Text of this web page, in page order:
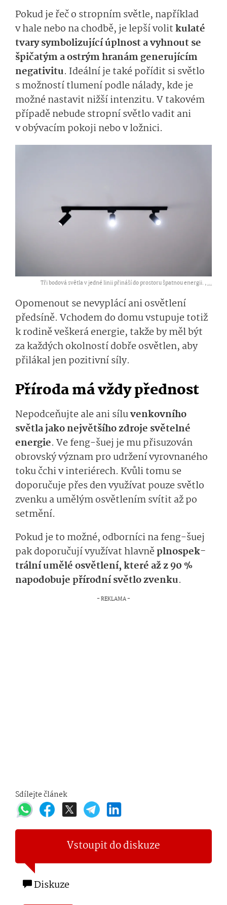
Pokud je řeč o stropním světle, například
v hale nebo na chodbě, je lepšívolitkulaté
tvarysymboli­zující úplnosta vyhnout se
špičatým a ostrým hranámgenerujícím
negativitu. Ideálníje také pořídit si světlo
s možností tlumení podle nálady, kde je
možné nastavit nižší intenzitu. V ta­kovém
případě nebude stropní světlo vadit ani
v obývacím pokojinebo v ložnici.
Tři bodová světla v jedné linii přináší do prostoru špatnou energii. ,...
Opomenout se nevyplácí ani osvětlení
předsíně. Vchodem do domu vstupuje totiž
k rodině veškerá energie, takže by měl být
za každých okolností dobře osvětlen, aby
přilákal jen pozitivní síly.
Příroda má vždy přednost
Nepodceňujtea­leani síluvenkovního
světlajako největšího zdroje světelné
energie. Vefeng-šuej je mupřisuzován
obrovský význampro udržení vyrovnaného
tokučchiv in­teriérech. Kvů­li tomuse
doporučuje přes den využívat pouzesvě­tlo
zvenku a umělým osvětlením svítit až po
setmění.
Pokud je to možné, odborníci nafeng-šuej
pak doporučují využívat hlavněplnospek­
trálníumělé osvětlení, které až z 90 %
napodobuje přírodní světlo zvenku.
Sdílejte článek
Vstoupit do diskuze
Diskuze